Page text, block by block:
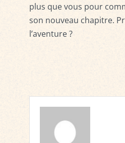
plus que vous pour
son nouveau chapitre.
l’aventure ?